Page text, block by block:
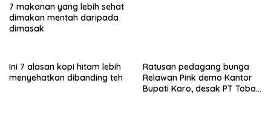
7 makanan yang lebih sehat
dimakan mentah daripada
dimasak
Ini 7 alasan kopi hitam lebih
menyehatkan dibanding teh
Ratusan pedagang bunga
Relawan Pink demo Kantor
Bupati Karo, desak PT Toba